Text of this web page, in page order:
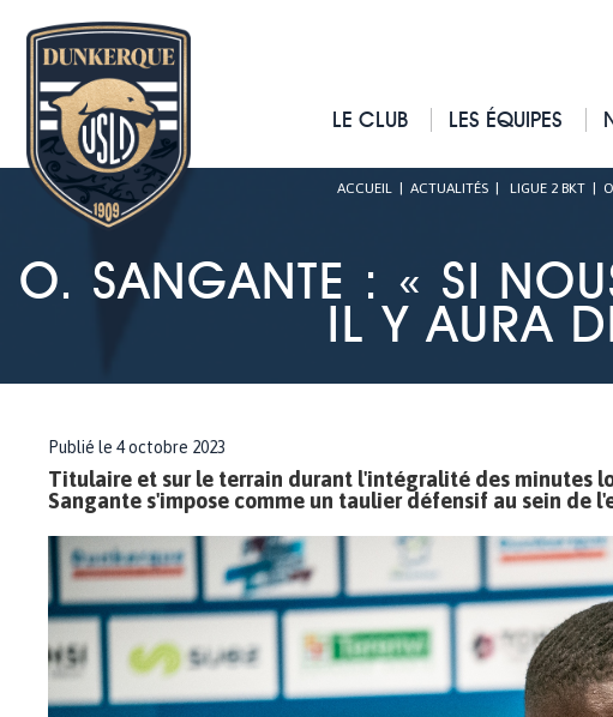
LE CLUB LES ÉQUIPES
ACCUEIL| ACTUALITÉS| LIGUE 2 BKT|
O. SANGANTE : « SI
IL Y AURA
Publié le 4 octobre 2023
Titulaire et sur le terrain durant l'intégralité des minutes
Sangante s'impose comme un taulier défensif au sein de